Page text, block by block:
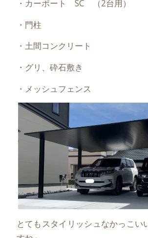
・カーポート SC （2台用）
・門柱
・土間コンクリート
・グリ、砕石敷き
・メッシュフェンス
とてもスタイリッシュなかっこい